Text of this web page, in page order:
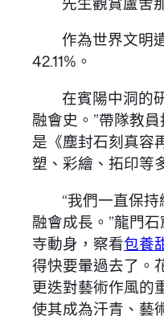
作為世界文明
42.11%。
在賓陽中洞的
融會史。”帶隊教
是《塵封石刻真容
塑、彩繪、拓印等
“我們一直保
融會成長。”龍門
寺動身，察看包養
得快要暈過去了。
更迭對藝術作風的
使其成為汗青、藝